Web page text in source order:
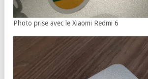
Photo prise avec le Xiaomi Redmi 6